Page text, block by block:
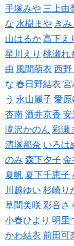
手塚みや 三上由
な 水樹まや き
山はるか 高下え
星川えり 桃瀬れ
由 風間萌衣 西野
な 春日野結衣 宮
う 永山麗子 愛原
杏南 酒井京香 安
滝沢かのん 彩瀬
清塚那奈 いろは
のみ 森下夕子 金
夏帆 夏下千恵子
川越ゆい 杉崎り
草間美咲 彩音さ
小春ひより 明里
かわ結衣 前田可